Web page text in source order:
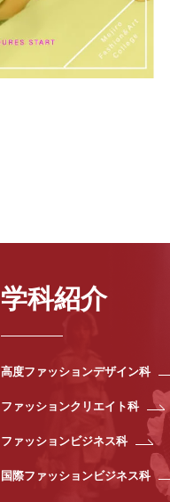
学科紹介
高度ファッションデザイン科
ファッションクリエイト科
ファッションビジネス科
国際ファッションビジネス科